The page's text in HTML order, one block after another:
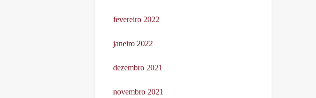
fevereiro 2022
janeiro 2022
dezembro 2021
novembro 2021